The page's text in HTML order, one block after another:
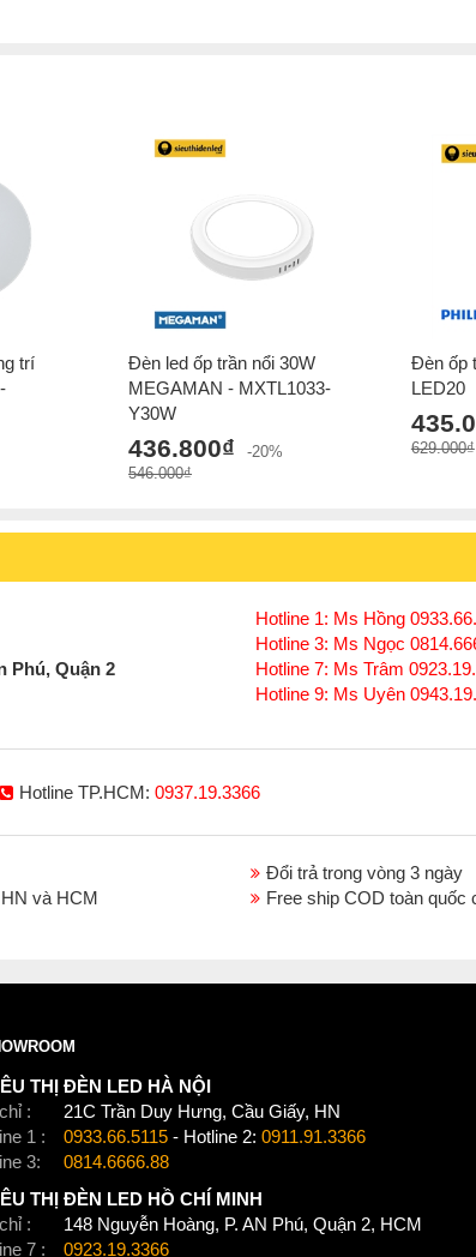
trí
Đèn led ốp trần nổi 30W
MEGAMAN - MXTL1033-
Y30W
436.800₫
-20%
546.000₫
Đèn ốp
LED20
629.000₫
Hotline 1: Ms Hồng
Hotline 3: Ms Ngọc
Phú, Quận 2
Hotline 7: Ms Trâm
Hotline 9: Ms Uyên
Hotline TP.HCM: 0937.19.3366
Đổi trả trong vòng 3 ngày
và HCM
Free ship COD toàn quốc
THỊ ĐÈN LED HÀ NỘI
:
21C Trần Duy Hưng, Cầu Giấy, HN
1 :
0933.66.5115 - Hotline 2: 0911.91.3366
3:
0814.6666.88
THỊ ĐÈN LED HỒ CHÍ MINH
:
148 Nguyễn Hoàng, P. AN Phú, Quận 2, HCM
7 :
0923.19.3366